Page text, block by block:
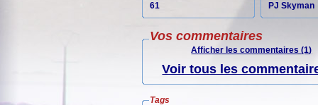
61
PJ Skyman
Vos commentaires
Afficher les commentaires (1)
Voir tous les
Tags